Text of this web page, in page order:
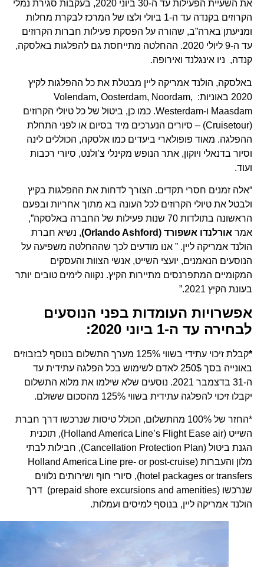
את השעיית הפעילות עד ה-30 ביוני 2020, בעקבות סגירת נמלי
הקרוזים בקנדה עד ה-1 ביולי ולצו של המרכז לבקרת מחלות
ומניעתן בארה”ב, שהורה על הפסקת פעילות חברות הקרוזים
עד ה-9 ליולי 2020. ההחלטה מתייחסת גם להפלגות באלסקה,
קנדה, ניו אינגלנד ואירופה.
באלסקה, הולנד אמריקה ליין מבטלת את כל ההפלגות לקיץ
2020 באוניות: Volendam, Oosterdam, Noordam,
Maasdam ו-Westerdam. כמו כן, ביטול של כל טיולי הקרוזים
(Cruisetour) – סיורים הנערכים מיד בסיום או לפני התחלת
ההפלגה. מאוד פופולארי ביעדים כמו אלסקה, הכוללים לינה
וסיור בדנאלי ויוקון, אתר הנופש מקינלי צ’ולנט, סיורי רכבות
ועוד.
“אלה זמנים חסרי תקדים. הצורך לדחות את ההפלגות בקיץ
ולבטל את טיולי הקרוזים לכל העונה בא מתוך אחריות ובפעם
הראשונה בתולדות 70 שנות פעילות של החברה באלסקה”,
אמראורלנדו אשפורד(Orlando Ashford)
, נשיא חברת
הולנד אמריקה ליין. ” אנו מודעים לכך שההחלטה משפיעה על
הנוסעים הנאמנים, יועצי השייט, אנשי הצוות והעסקים
המקומיים המתפרנסים מתיירות הקיץ. נקווה לימים טובים יותר
בעונת הקיץ 2021.”
אפשרויות העומדות בפני הנוסעים
לבחירה עד ה-1 ביוני 2020:
קבלת זיכוי עתידי בשווי 125% מערך התשלום בנוסף לבזבוזים
באונייה בסך 250$ לאדם לשימוש בכל הפלגה עתידית עד
ה-31 בדצמבר 2021. נוסעים שלא שילמו את מלוא התשלום
יקבלו זיכוי להפלגה עתידית בשווי 125% מהסכום ששולם.
*החזר של 100% מהתשלום, הכולל טיסות שנרכשו דרך חברת
השייט (Holland America Line’s Flight Ease air), תוכנית
הגנת ביטול (Cancellation Protection Plan), חבילות לבתי
מלון והעברות (Holland America Line pre- or post-cruise
hotel packages or transfers), סיורי חוף ושירותים נלווים
שנרכשו (prepaid shore excursions and amenities) דרך
הולנד אמריקה ליין, בנוסף למיסים ועמלות.